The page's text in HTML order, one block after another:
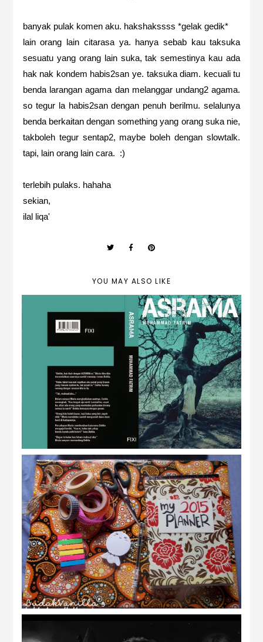
banyak pulak komen aku. hakshakssss *gelak gedik*
lain orang lain citarasa ya. hanya sebab kau taksuka
sesuatu yang orang lain suka, tak semestinya kau ada
hak nak kondem habis2san ye. taksuka diam. kecuali tu
benda larangan agama dan melanggar undang2 agama.
so tegur la habis2san dengan penuh berilmu. selalunya
benda berkaitan dengan something yang orang suka nie,
takboleh tegur sentap2, maybe boleh dengan slowtalk.
tapi, lain orang lain cara. :)
terlebih pulaks. hahaha
sekian,
ilal liqa'
YOU MAY ALSO LIKE
REVIEW NOVEL : ASRAMA by Muhammad
Fatrim
my DIY planner